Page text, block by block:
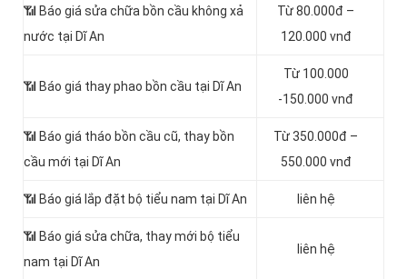
📶 Báo giá sửa chữa bồn cầu không xả
nước tại Dĩ An
Từ 80.000đ –
120.000 vnđ
📶 Báo giá thay phao bồn cầu tại Dĩ An
Từ 100.000
-150.000 vnđ
📶 Báo giá tháo bồn cầu cũ, thay bồn
cầu mới tại Dĩ An
Từ 350.000đ –
550.000 vnđ
📶 Báo giá lắp đặt bộ tiểu nam tại Dĩ An liên hệ
📶 Báo giá sửa chữa, thay mới bộ tiểu
nam tại Dĩ An
liên hệ